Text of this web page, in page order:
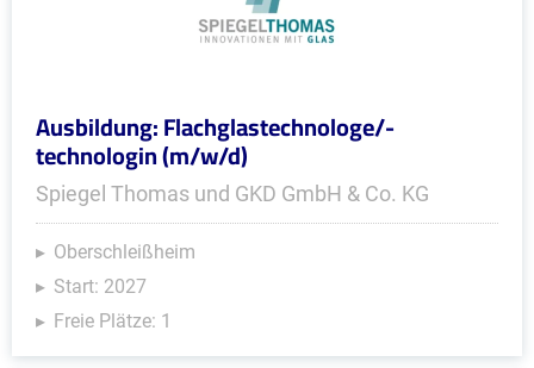
Ausbildung: Flachglastechnologe/-
technologin (m/w/d)
Spiegel Thomas und GKD GmbH & Co. KG
Oberschleißheim
Start: 2027
Freie Plätze: 1